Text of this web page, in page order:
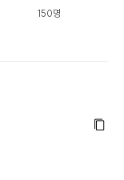
150명